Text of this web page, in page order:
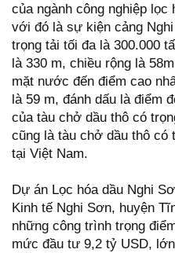
của ngành công nghiệp lọc
với đó là sự kiện cảng
trọng tải tối đa là 300.000
là 330 m, chiều rộng là
mặt nước đến điểm cao
là 59 m, đánh dấu là điểm
của tàu chở dầu thô có
cũng là tàu chở dầu thô có
tại Việt Nam.
Dự án Lọc hóa dầu Nghi
Kinh tế Nghi Sơn, huyện
những công trình trọng
mức đầu tư 9,2 tỷ USD,